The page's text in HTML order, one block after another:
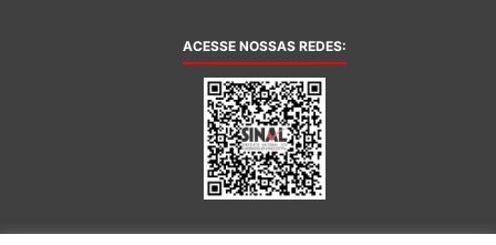
ACESSE NOSSAS REDES: